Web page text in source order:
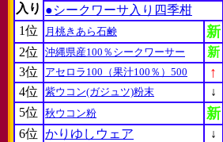
入り ●シークワーサ入り四季柑
1位
月桃きあら石鹸 新
2位 沖縄県産100％シークワーサー
新
3位
アセロラ100（果汁100％）500 ↑
4位 紫ウコン(ガジュツ)粉末
↓
5位
秋ウコン粉 新
6位 かりゆしウェア
↓